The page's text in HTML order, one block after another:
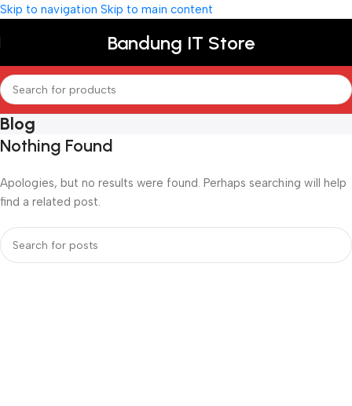
Skip to navigation Skip to main content
Bandung IT Store
Blog
Nothing Found
Apologies, but no results were found. Perhaps searching will help
find a related post.